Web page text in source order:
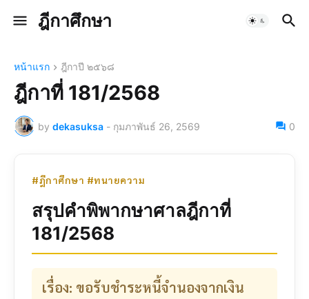
ฎีกาศึกษา
หน้าแรก ฎีกาปี ๒๕๖๘
ฎีกาที่ 181/2568
by dekasuksa - กุมภาพันธ์ 26, 2569 0
#ฎีกาศึกษา #ทนายความ
สรุปคำพิพากษาศาลฎีกาที่
181/2568
เรื่อง: ขอรับชำระหนี้จำนองจากเงิน